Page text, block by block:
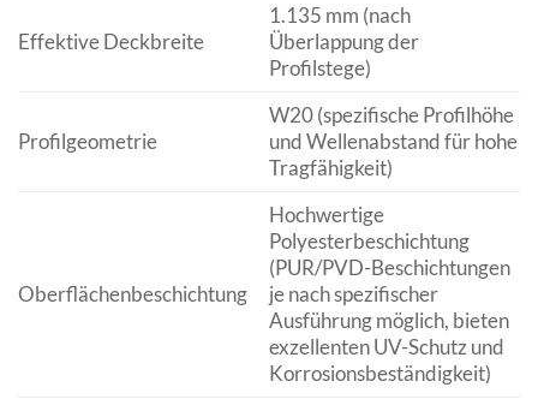
Effektive Deckbreite
1.135 mm (nach
Überlappung der
Profilstege)
Profilgeometrie
W20 (spezifische Profilhöhe
und Wellenabstand für hohe
Tragfähigkeit)
Oberflächenbeschichtung
Hochwertige
Polyesterbeschichtung
(PUR/PVD-Beschichtungen
je nach spezifischer
Ausführung möglich, bieten
exzellenten UV-Schutz und
Korrosionsbeständigkeit)